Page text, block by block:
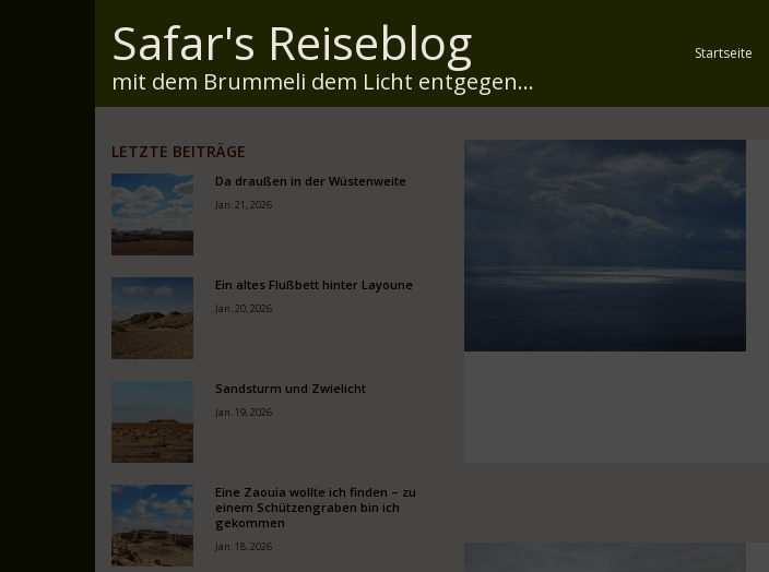
Safar's Reiseblog
mit dem Brummeli dem Licht entgegen...
Startseite
LETZTE BEITRÄGE
Da draußen in der Wüstenweite
Jan. 21, 2026
Ein altes Flußbett hinter Layoune
Jan. 20, 2026
Sandsturm und Zwielicht
Jan. 19, 2026
Eine Zaouia wollte ich finden – zu
einem Schützengraben bin ich
gekommen
Jan. 18, 2026